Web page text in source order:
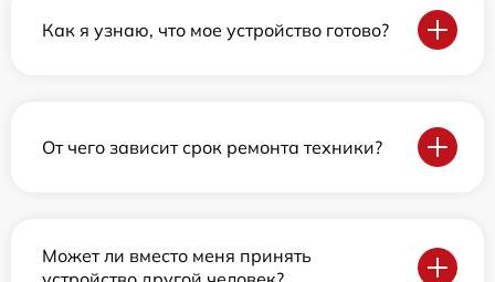
Как я узнаю, что мое устройство готово?
От чего зависит срок ремонта техники?
Может ли вместо меня принять